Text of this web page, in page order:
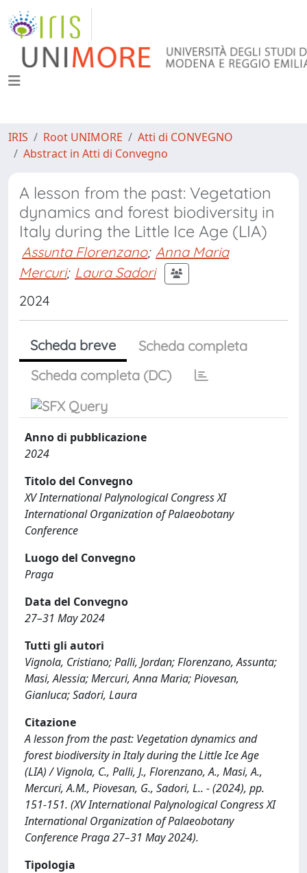
IRIS Root UNIMORE
Atti di CONVEGNO
Abstract in Atti di Convegno
A lesson from the past: Vegetation
dynamics and forest biodiversity in
Italy during the Little Ice Age (LIA)
Assunta Florenzano; Anna Maria
Mercuri; Laura Sadori
2024
Scheda breve
Scheda completa
Scheda completa (DC)
Anno di pubblicazione
2024
Titolo del Convegno
XV International Palynological Congress XI
International Organization of Palaeobotany
Conference
Luogo del Convegno
Praga
Data del Convegno
27–31 May 2024
Tutti gli autori
Vignola, Cristiano; Palli, Jordan; Florenzano, Assunta;
Masi, Alessia; Mercuri, Anna Maria; Piovesan,
Gianluca; Sadori, Laura
Citazione
A lesson from the past: Vegetation dynamics and
forest biodiversity in Italy during the Little Ice Age
(LIA) / Vignola, C., Palli, J., Florenzano, A., Masi, A.,
Mercuri, A.M., Piovesan, G., Sadori, L.. - (2024), pp.
151-151. (XV International Palynological Congress XI
International Organization of Palaeobotany
Conference Praga 27–31 May 2024).
Tipologia